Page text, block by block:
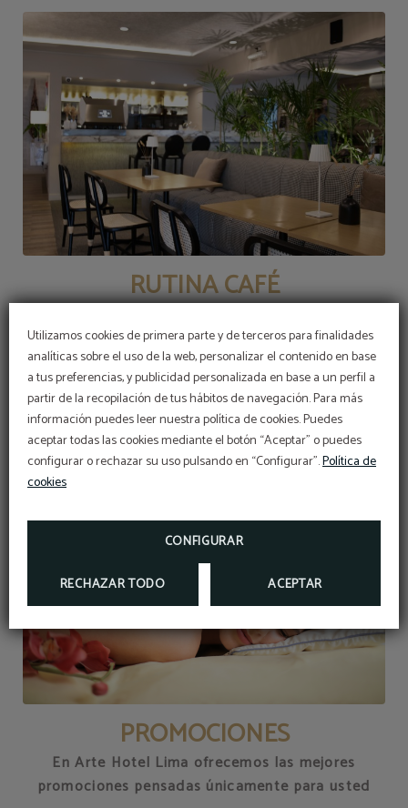
Utilizamos cookies de primera parte y de terceros para finalidades
analíticas sobre el uso de la web, personalizar el contenido en base
a tus preferencias, y publicidad personalizada en base a un perfil a
partir de la recopilación de tus hábitos de navegación. Para más
información puedes leer nuestra política de cookies. Puedes
aceptar todas las cookies mediante el botón “Aceptar” o puedes
configurar o rechazar su uso pulsando en “Configurar”.Política de
cookies
CONFIGURAR
RECHAZAR TODO ACEPTAR
RUTINA CAFÉ
en un espacio "trendy"
PROMOCIONES
En Arte Hotel Lima ofrecemos las mejores
promociones pensadas únicamente para usted